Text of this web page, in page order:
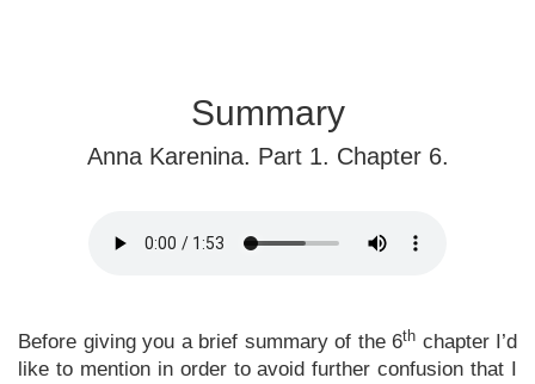
Summary
Anna Karenina. Part 1. Chapter 6.
Before giving you a brief summary of the 6th chapter I’d
like to mention in order to avoid further confusion that I